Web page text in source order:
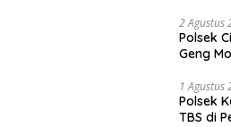
2 Agustus
Polsek
Geng
1 Agustus
Polsek
TBS di